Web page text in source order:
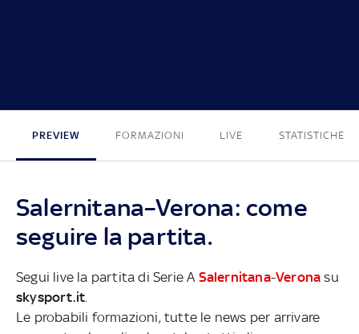
PREVIEW FORMAZIONI LIVE STATISTICHE
Salernitana–Verona: come
seguire la partita.
Segui live la partita di Serie A Salernitana-Verona su
skysport.it
Le probabili formazioni, tutte le news per arrivare